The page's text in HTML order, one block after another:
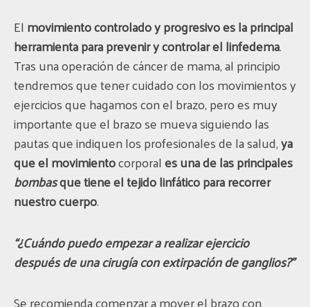
El movimiento controlado y progresivo es la principal
herramientapara prevenir y controlar el linfedema.
Tras una operación de cáncer de mama, al principio
tendremos que tener cuidado con los movimientos y
ejercicios que hagamos con el brazo, pero es muy
importante que el brazo se mueva siguiendo las
pautas que indiquen los profesionales de la salud,ya
que el movimientocorporales una de las principales
bombasque tiene el tejido linfático para recorrer
nuestro cuerpo.
“¿Cuándo puedo empezar a realizar ejercicio
después de una cirugía con extirpación de ganglios?”